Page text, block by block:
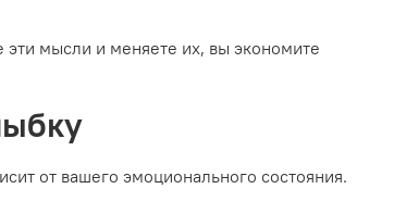
эти мысли и меняете их, вы экономите
от вашего эмоционального состояния.